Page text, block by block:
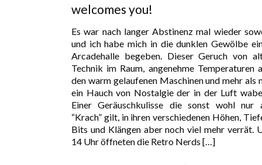
welcomes you!
Es war nach langer Abstinenz mal wieder
und ich habe mich in die dunklen Gewölbe
Arcadehalle begeben. Dieser Geruch von
Technik im Raum, angenehme Temperaturen
den warm gelaufenen Maschinen und mehr als
ein Hauch von Nostalgie der in der Luft
Einer Geräuschkulisse die sonst wohl nur
“Krach” gilt, in ihren verschiedenen Höhen,
Bits und Klängen aber noch viel mehr verrät.
14 Uhr öffneten die Retro Nerds […]